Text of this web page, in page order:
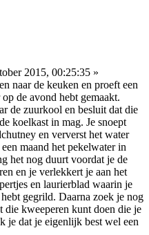
2015, 00:25:35 »
naar de keuken en proeft een
de avond hebt gemaakt.
de zuurkool en besluit dat die
koelkast in mag. Je snoept
en ververst het water
maand het pekelwater in
het nog duurt voordat je de
en je verlekkert je aan het
en laurierblad waarin je
gegrild. Daarna zoek je nog
kweeperen kunt doen die je
je dat je eigenlijk best wel een